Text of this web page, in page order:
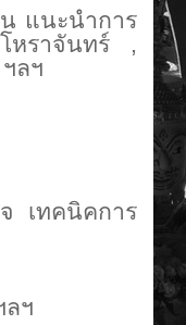
แนะนำการ
หราจันทร์ ,
ลฯ
เทคนิคการ
ฯ